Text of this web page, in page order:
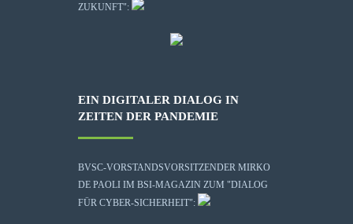
ZUKUNFT":
EIN DIGITALER DIALOG IN
ZEITEN DER PANDEMIE
BVSC-VORSTANDSVORSITZENDER MIRKO
DE PAOLI IM BSI-MAGAZIN ZUM "DIALOG
FÜR CYBER-SICHERHEIT":